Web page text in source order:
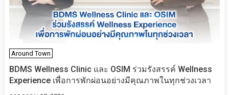
Around Town
BDMS Wellness Clinic และ OSIM ร่วมรังสรรค์ Wellness
Experience เพื่อการพักผ่อนอย่างมีคุณภาพในทุกช่วงเวลา